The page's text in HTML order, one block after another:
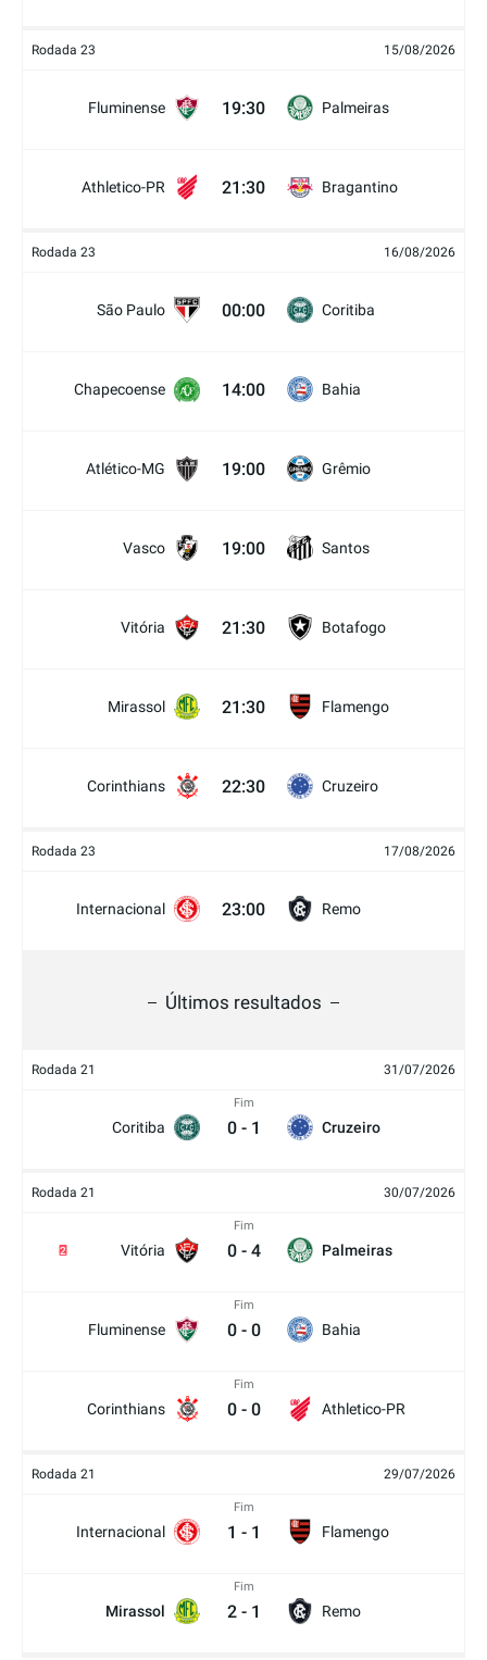
Rodada 23 15/08/2026
Fluminense 19:30 Palmeiras
Athletico-PR 21:30 Bragantino
Rodada 23 16/08/2026
São Paulo 00:00 Coritiba
Chapecoense 14:00 Bahia
Atlético-MG 19:00 Grêmio
Vasco 19:00 Santos
Vitória 21:30 Botafogo
Mirassol 21:30 Flamengo
Corinthians 22:30 Cruzeiro
Rodada 23 17/08/2026
Internacional 23:00 Remo
Últimos resultados
Rodada 21 31/07/2026
Coritiba
Fim
0 - 1 Cruzeiro
Rodada 21 30/07/2026
Vitória
2
Fim
0 - 4 Palmeiras
Fluminense
Fim
0 - 0 Bahia
Corinthians
Fim
0 - 0 Athletico-PR
Rodada 21 29/07/2026
Internacional
Fim
1 - 1 Flamengo
Mirassol
Fim
2 - 1 Remo